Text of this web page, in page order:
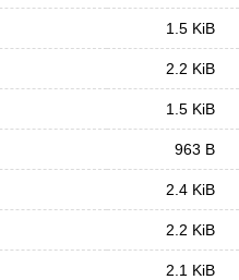
1.5 KiB
2.2 KiB
1.5 KiB
963 B
2.4 KiB
2.2 KiB
2.1 KiB